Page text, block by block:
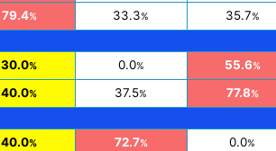
79.4% 33.3% 35.7%
30.0% 0.0% 55.6%
40.0% 37.5% 77.8%
40.0% 72.7% 0.0%